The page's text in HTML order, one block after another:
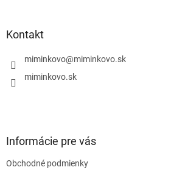
Kontakt
miminkovo@miminkovo.sk
miminkovo.sk
Informácie pre vás
Obchodné podmienky